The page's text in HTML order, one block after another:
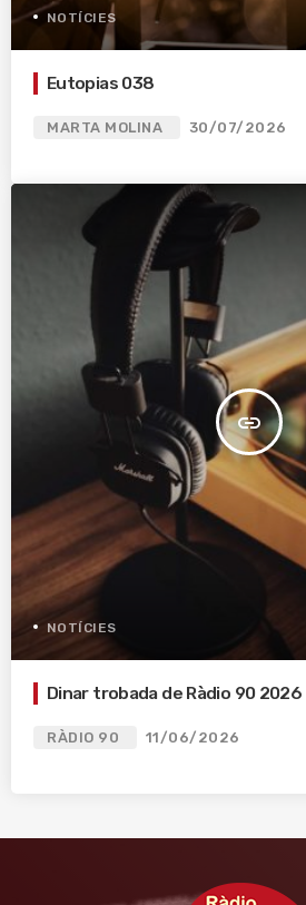
NOTÍCIES
Eutopias 038
MARTA MOLINA 30/07/2026
insert_link
NOTÍCIES
Dinar trobada de Ràdio 90 2026
RÀDIO 90 11/06/2026